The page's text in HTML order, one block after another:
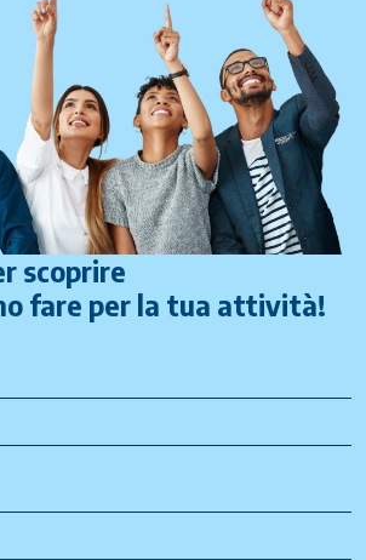
scoprire
fare per la tua attività!